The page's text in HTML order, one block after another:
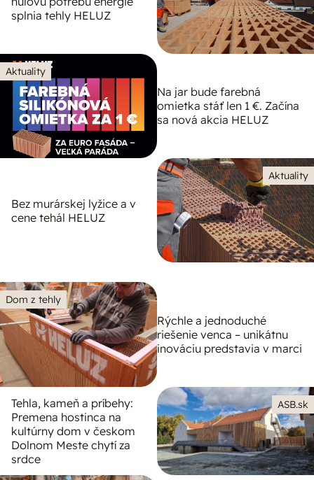
splnia tehly HELUZ
Aktuality
Na jar bude farebná
omietka stáť len 1 €. Začína
sa nová akcia HELUZ
Aktuality
Bez murárskej lyžice a v
cene tehál HELUZ
Dom z tehly
Rýchle a jednoduché
riešenie venca – unikátnu
inováciu predstavia v marci
ASB.sk
Tehla, kameň a príbehy:
Premena hostinca na
kultúrny dom v českom
Dolnom Meste chytí za
srdce